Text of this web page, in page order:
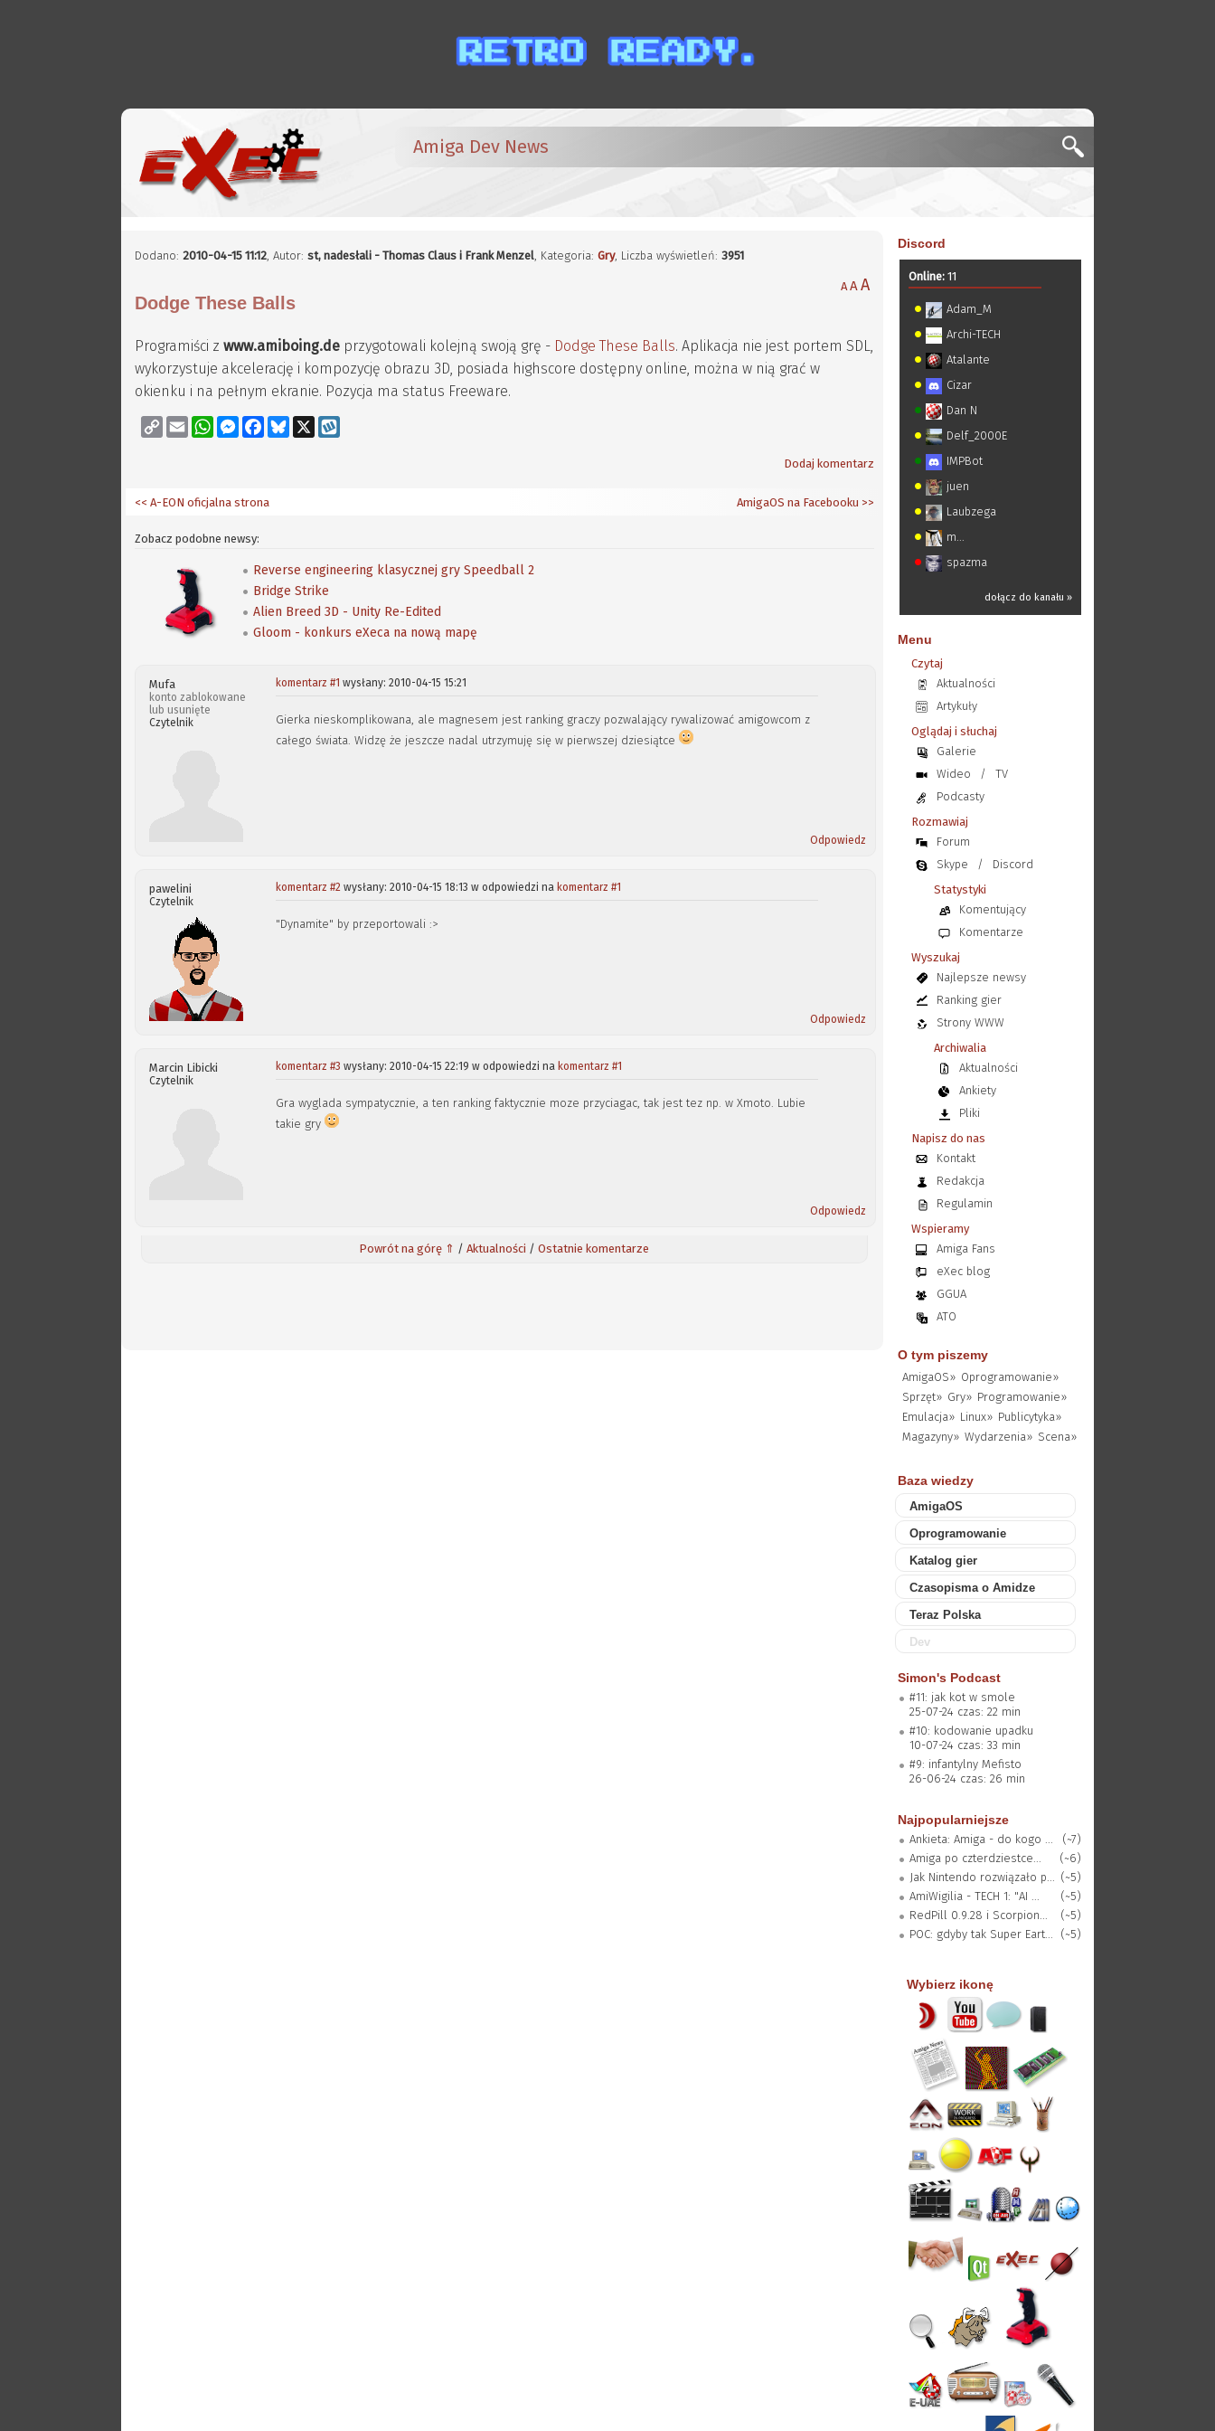
Amiga Dev News
Dodano:2010-04-15 11:12,Autor:st, nadesłali - Thomas Claus i Frank Menzel, Kategoria:Gry, Liczba wyświetleń:3951
A AA
Dodge These Balls
Programiści zwww.amiboing.de przygotowali kolejną swoją grę - Dodge These Balls. Aplikacja nie jest portem SDL,
wykorzystuje akcelerację i kompozycję obrazu 3D, posiada highscore dostępny online, można w nią grać w
okienku i na pełnym ekranie. Pozycja ma status Freeware.
Copy
Link
Email WhatsAppMessenger
FacebookBluesky
X
Dodaj komentarz
AmigaOS na Facebooku >>
<< A-EON oficjalna strona
Zobacz podobne newsy:
Reverse engineering klasycznej gry Speedball 2
Bridge Strike
Alien Breed 3D - Unity Re-Edited
Gloom - konkurs eXeca na nową mapę
Mufa
konto zablokowane
lub usunięte
Czytelnik
komentarz #1 wysłany: 2010-04-15 15:21
Gierka nieskomplikowana, ale magnesem jest ranking graczy pozwalający rywalizować amigowcom z
całego świata. Widzę że jeszcze nadal utrzymuję się w pierwszej dziesiątce
Odpowiedz
pawelini
Czytelnik
komentarz #2 wysłany: 2010-04-15 18:13 w odpowiedzi na komentarz #1
"Dynamite" by przeportowali :>
Odpowiedz
Marcin Libicki
Czytelnik
komentarz #3 wysłany: 2010-04-15 22:19 w odpowiedzi na komentarz #1
Gra wyglada sympatycznie, a ten ranking faktycznie moze przyciagac, tak jest tez np. w Xmoto. Lubie
takie gry
Odpowiedz
Powrót na górę ⇑ /Aktualności /Ostatnie komentarze
Discord
Online:11
Adam_M
Archi-TECH
Atalante
Cizar
Dan N
Delf_2000E
IMPBot
juen
Laubzega
m...
spazma
dołącz do kanału »
Menu
Czytaj
Aktualności
Artykuły
Oglądaj i słuchaj
Galerie
Wideo
/
TV
Podcasty
Rozmawiaj
Forum
Skype
/
Discord
Statystyki
Komentujący
Komentarze
Wyszukaj
Najlepsze newsy
Ranking gier
Strony WWW
Archiwalia
Aktualności
Ankiety
Pliki
Napisz do nas
Kontakt
Redakcja
Regulamin
Wspieramy
Amiga Fans
eXec blog
GGUA
ATO
O tym piszemy
AmigaOS» Oprogramowanie»
Sprzęt» Gry» Programowanie»
Emulacja» Linux» Publicytyka»
Magazyny» Wydarzenia» Scena»
Baza wiedzy
AmigaOS
Oprogramowanie
Katalog gier
Czasopisma o Amidze
Teraz Polska
Dev
Simon's Podcast
#11: jak kot w smole
25-07-24 czas: 22 min
#10: kodowanie upadku
10-07-24 czas: 33 min
#9: infantylny Mefisto
26-06-24 czas: 26 min
Najpopularniejsze
Ankieta: Amiga - do kogo ...
(~7)
Amiga po czterdziestce...
(~6)
Jak Nintendo rozwiązało p... (~5)
AmiWigilia - TECH 1: "AI ...
(~5)
RedPill 0.9.28 i Scorpion...
(~5)
POC: gdyby tak Super Eart...
(~5)
Wybierz ikonę